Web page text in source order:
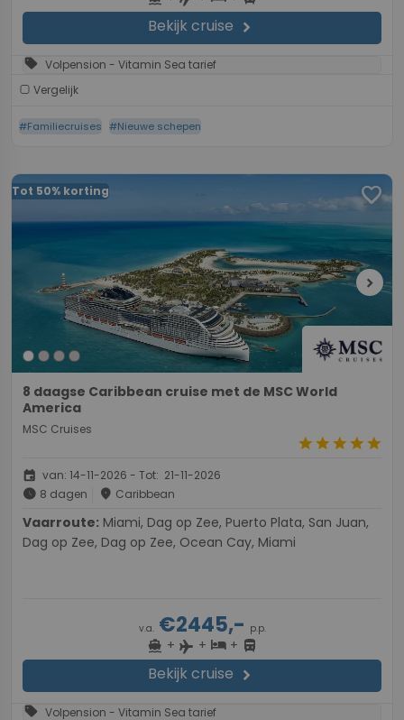
Bekijk cruise chevron_right
sell Volpension - Vitamin Sea tarief
Vergelijk
#Familiecruises #Nieuwe schepen
Tot 50% korting favorite
chevron_right
8 daagse Caribbean cruise met de MSC World
America
MSC Cruises
starstarstarstarstar
event van: 14-11-2026 - Tot: 21-11-2026
schedule 8 dagen place Caribbean
Vaarroute:
Dag op Zee, Dag op Zee, Ocean Cay, Miami
v.a.€2445,- p.p.
directions_boat + flight + hotel+ directions_bus
Bekijk cruise chevron_right
sell Volpension - Vitamin Sea tarief